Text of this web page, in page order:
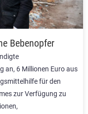
Bebenopfer
an, 6 Millionen Euro aus
für den
zur Verfügung zu